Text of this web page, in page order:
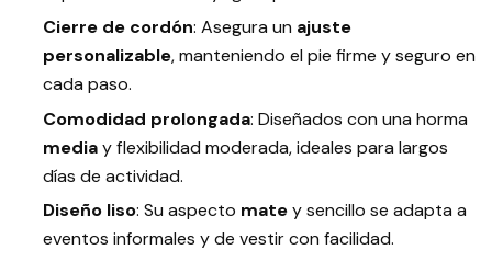
Cierre de cordón: Asegura un ajuste
personalizable, manteniendo el pie firme y seguro en
cada paso.
Comodidad prolongada: Diseñados con una horma
mediay flexibilidad moderada, ideales para largos
días de actividad.
Diseño liso: Su aspecto matey sencillo se adapta a
eventos informales y de vestir con facilidad.